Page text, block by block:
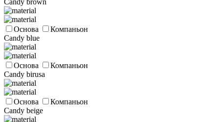
Основа
Компаньон
Candy blue
Основа
Компаньон
Candy birusa
Основа
Компаньон
Candy beige